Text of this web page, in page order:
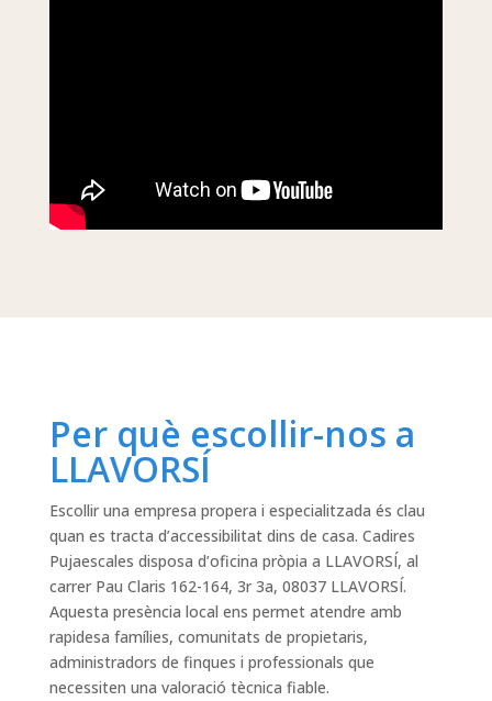
Per què escollir-nos a
LLAVORSÍ
Escollir una empresa propera i especialitzada és clau
quan es tracta d’accessibilitat dins de casa. Cadires
Pujaescales disposa d’oficina pròpia a LLAVORSÍ, al
carrer Pau Claris 162-164, 3r 3a, 08037 LLAVORSÍ.
Aquesta presència local ens permet atendre amb
rapidesa famílies, comunitats de propietaris,
administradors de finques i professionals que
necessiten una valoració tècnica fiable.